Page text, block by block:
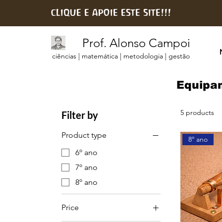
clique e apoie este site!!!
Prof. Alonso Campoi
ciências | matemática | metodologia | gestão
Filter by
Product type
6º ano
7º ano
8º ano
Price
5 products
8º ano